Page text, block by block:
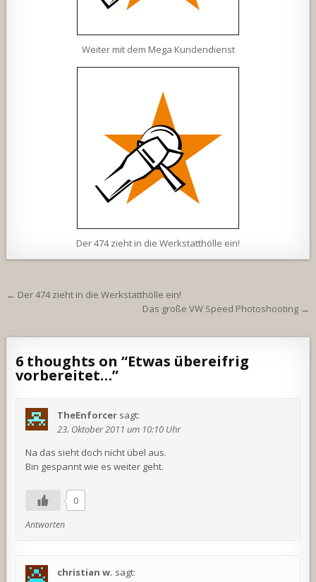
Weiter mit dem Mega Kundendienst
Der 474 zieht in die Werkstatthölle ein!
Beitragsnavigation
← Der 474 zieht in die Werkstatthölle ein!
Das große VW Speed Photoshooting →
6 thoughts on “Etwas übereifrig
vorbereitet…”
TheEnforcer sagt:
23. Oktober 2011 um 10:10 Uhr
Na das sieht doch nicht übel aus.
Bin gespannt wie es weiter geht.
0
Antworten
christian w. sagt: